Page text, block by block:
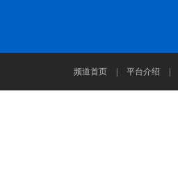
频道首页 | 平台介绍 |